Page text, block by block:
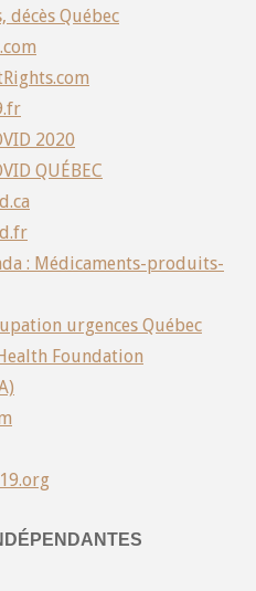
décès Québec
2020
QUÉBEC
: Médicaments-produits-
urgences Québec
Foundation